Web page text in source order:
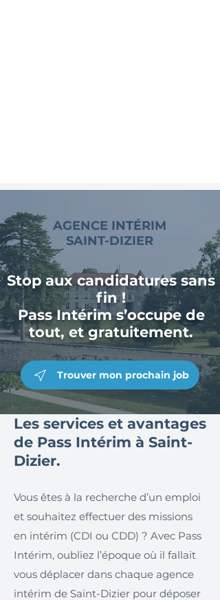
AGENCE INTÉRIM
SAINT-DIZIER
Stop aux candidatures sans
fin !
Pass Intérim s’occupe de
tout, et gratuitement.
Trouver mon prochain job
Les services et avantages
de Pass Intérim à Saint-
Dizier.
Vous êtes à la recherche d’un emploi
et souhaitez effectuer des missions
en intérim (CDI ou CDD) ? Avec Pass
Intérim, oubliez l’époque où il fallait
vous déplacer dans chaque agence
intérim de Saint-Dizier pour déposer